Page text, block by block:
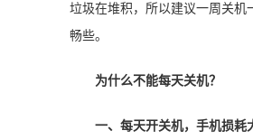
垃圾在堆积，所以建议一周关机
畅些。
为什么不能每天关机？
一、每天开关机，手机损耗